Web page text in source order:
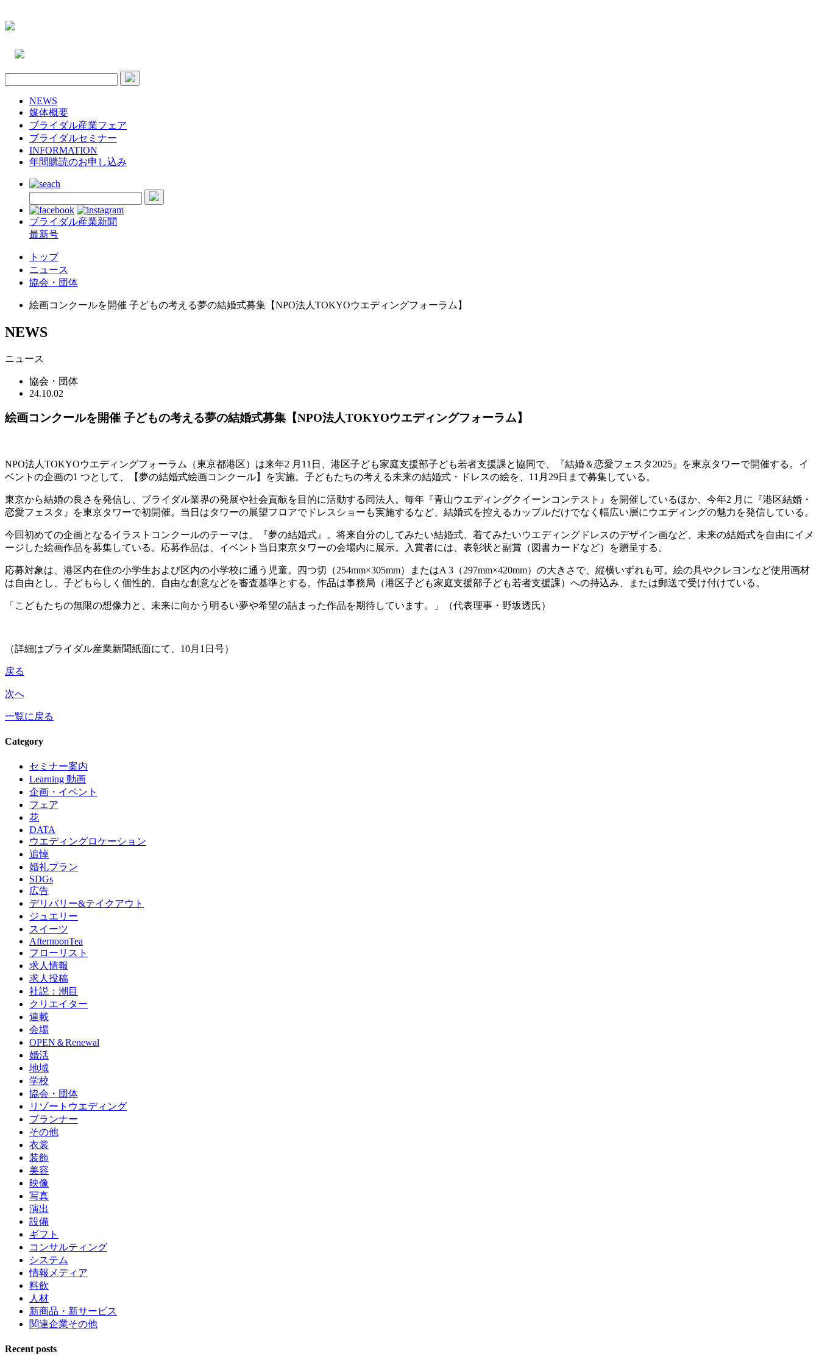
NEWS
媒体概要
ブライダル産業フェア
ブライダルセミナー
INFORMATION
年間購読のお申し込み
ブライダル産業新聞
最新号
トップ
ニュース
協会・団体
絵画コンクールを開催 子どもの考える夢の結婚式募集【NPO法人TOKYOウエディングフォーラム】
NEWS
ニュース
協会・団体
24.10.02
絵画コンクールを開催 子どもの考える夢の結婚式募集【NPO法人TOKYOウエディングフォーラム】
NPO法人TOKYOウエディングフォーラム（東京都港区）は来年2 月11日、港区子ども家庭支援部子ども若者支援課と協同で、『結婚＆恋愛フェスタ2025』を東京タワーで開催する。イ
ベントの企画の1 つとして、【夢の結婚式絵画コンクール】を実施。子どもたちの考える未来の結婚式・ドレスの絵を、11月29日まで募集している。
東京から結婚の良さを発信し、ブライダル業界の発展や社会貢献を目的に活動する同法人。毎年『青山ウエディングクイーンコンテスト』を開催しているほか、今年2 月に『港区結婚・
恋愛フェスタ』を東京タワーで初開催。当日はタワーの展望フロアでドレスショーも実施するなど、結婚式を控えるカップルだけでなく幅広い層にウエディングの魅力を発信している。
今回初めての企画となるイラストコンクールのテーマは、『夢の結婚式』。将来自分のしてみたい結婚式、着てみたいウエディングドレスのデザイン画など、未来の結婚式を自由にイメ
ージした絵画作品を募集している。応募作品は、イベント当日東京タワーの会場内に展示。入賞者には、表彰状と副賞（図書カードなど）を贈呈する。
応募対象は、港区内在住の小学生および区内の小学校に通う児童。四つ切（254mm×305mm）またはA 3（297mm×420mm）の大きさで、縦横いずれも可。絵の具やクレヨンなど使用画材
は自由とし、子どもらしく個性的、自由な創意などを審査基準とする。作品は事務局（港区子ども家庭支援部子ども若者支援課）への持込み、または郵送で受け付けている。
「こどもたちの無限の想像力と、未来に向かう明るい夢や希望の詰まった作品を期待しています。」（代表理事・野坂透氏）
（詳細はブライダル産業新聞紙面にて、10月1日号）
戻る
次へ
一覧に戻る
Category
セミナー案内
Learning 動画
企画・イベント
フェア
花
DATA
ウエディングロケーション
追悼
婚礼プラン
SDGs
広告
デリバリー&テイクアウト
ジュエリー
スイーツ
AfternoonTea
フローリスト
求人情報
求人投稿
社説：潮目
クリエイター
連載
会場
OPEN＆Renewal
婚活
地域
学校
協会・団体
リゾートウエディング
プランナー
その他
衣裳
装飾
美容
映像
写真
演出
設備
ギフト
コンサルティング
システム
情報メディア
料飲
人材
新商品・新サービス
関連企業その他
Recent posts